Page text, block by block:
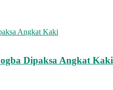
Dipaksa Angkat Kaki